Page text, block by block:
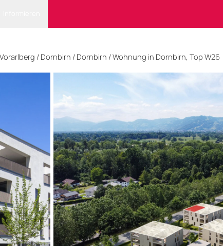
Vorarlberg / Dornbirn / Dornbirn /Wohnung in Dornbirn, Top W26